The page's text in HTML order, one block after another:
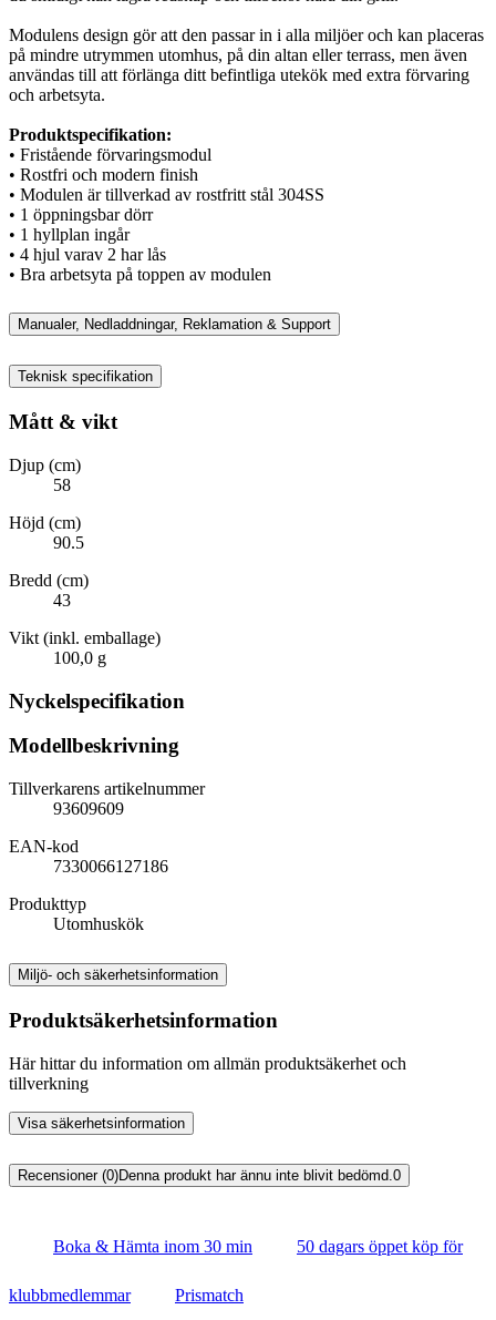
Modulens design gör att den passar in i alla miljöer och kan placeras
på mindre utrymmen utomhus, på din altan eller terrass, men även
användas till att förlänga ditt befintliga utekök med extra förvaring
och arbetsyta.
Produktspecifikation:
• Fristående förvaringsmodul
• Rostfri och modern finish
• Modulen är tillverkad av rostfritt stål 304SS
• 1 öppningsbar dörr
• 1 hyllplan ingår
• 4 hjul varav 2 har lås
• Bra arbetsyta på toppen av modulen
Manualer, Nedladdningar, Reklamation & Support
Teknisk specifikation
Mått & vikt
Djup (cm)
58
Höjd (cm)
90.5
Bredd (cm)
43
Vikt (inkl. emballage)
100,0 g
Nyckelspecifikation
Modellbeskrivning
Tillverkarens artikelnummer
93609609
EAN-kod
7330066127186
Produkttyp
Utomhuskök
Miljö- och säkerhetsinformation
Produktsäkerhetsinformation
Här hittar du information om allmän produktsäkerhet och
tillverkning
Visa säkerhetsinformation
Recensioner (0)Denna produkt har ännu inte blivit bedömd. 0
Boka & Hämta inom 30 min 50 dagars öppet köp för
klubbmedlemmar Prismatch